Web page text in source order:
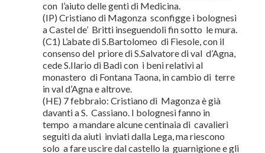
con l’aiuto delle genti di Medicina.
(IP) Cristiano di Magonza sconfigge i bolognesi
a Castel de’ Britti inseguendoli fin sotto le mura.
(C1) L’abate di S.Bartolomeo di Fiesole, con il
consenso del priore di S.Salvatore di val d’Agna,
cede S.Ilario di Badi con i beni relativi al
monastero di Fontana Taona, in cambio di terre
in val d’Agna e altrove.
(HE) 7 febbraio: Cristiano di Magonza è già
davanti a S. Cassiano. I bolognesi fanno in
tempo a mandare alcune centinaia di cavalieri
seguiti da aiuti inviati dalla Lega, ma riescono
solo a fare uscire dal castello la guarnigione e gli